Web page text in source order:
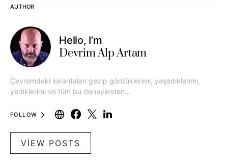
AUTHOR
Hello, I’m
Devrim Alp Artam
Çevremdeki lokantaları gezip gördüklerimi, yaşadıklarımı,
yediklerimi ve tüm bu deneyimden…
FOLLOW
VIEW POSTS